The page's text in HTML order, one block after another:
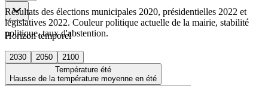
Horizon temporel
2030 2050
2100
Température été
Hausse de la température moyenne en été
Résultats des élections municipales 2020, présidentielles 2022 et
législatives 2022. Couleur politique actuelle de la mairie, stabilité
politique, taux d'abstention.